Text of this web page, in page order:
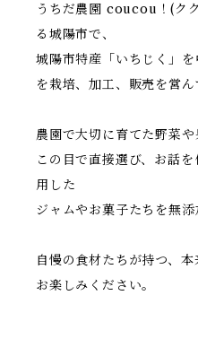
うちだ農園 coucou！(ク
る城陽市で、
城陽市特産「いちじく」
を栽培、加工、販売を営ん
農園で大切に育てた野菜や
この目で直接選び、お話
用した
ジャムやお菓子たちを無添
自慢の食材たちが持つ、
お楽しみください。